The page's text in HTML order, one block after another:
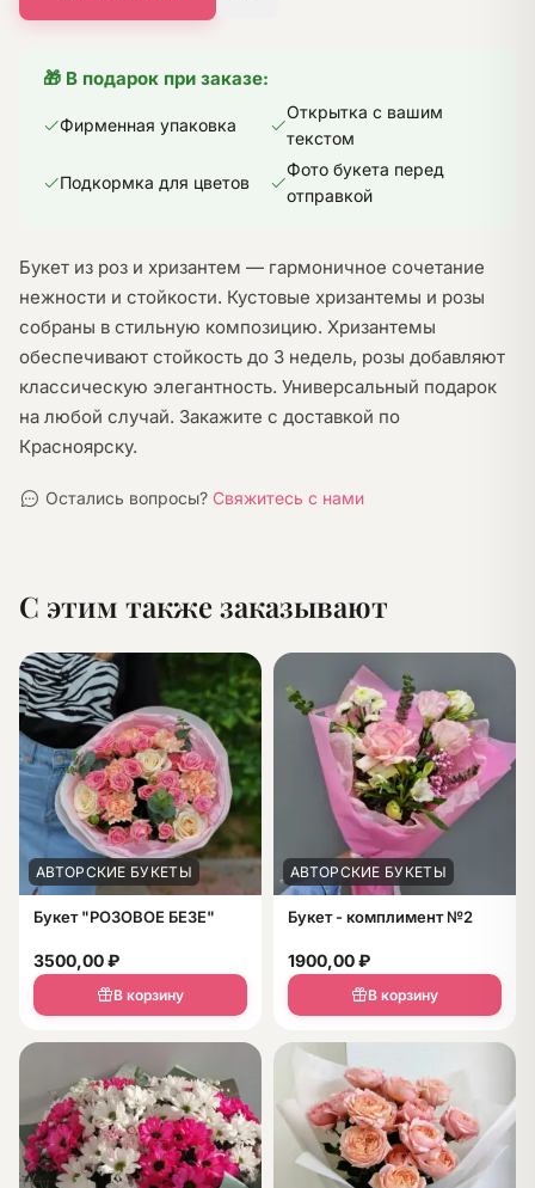
🎁 В подарок при заказе:
Фирменная упаковка
Открытка с вашим
текстом
Подкормка для цветов
Фото букета перед
отправкой
Букет из роз и хризантем — гармоничное сочетание
нежности и стойкости. Кустовые хризантемы и розы
собраны в стильную композицию. Хризантемы
обеспечивают стойкость до 3 недель, розы добавляют
классическую элегантность. Универсальный подарок
на любой случай. Закажите с доставкой по
Красноярску.
Остались вопросы? Свяжитесь с нами
С этим также заказывают
АВТОРСКИЕ БУКЕТЫ
Букет "РОЗОВОЕ БЕЗЕ"
3500,00₽
В корзину
АВТОРСКИЕ БУКЕТЫ
Букет - комплимент №2
1900,00₽
В корзину